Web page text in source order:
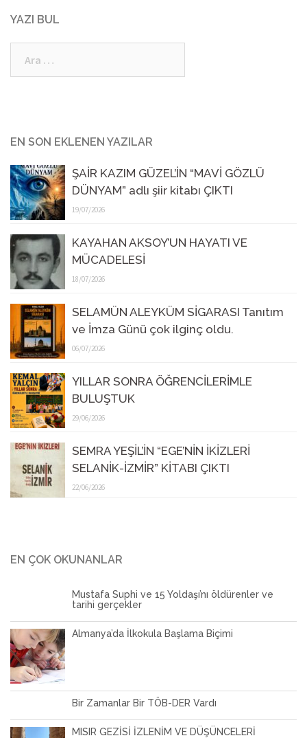
YAZI BUL
EN SON EKLENEN YAZILAR
ŞAİR KAZIM GÜZEL’İN “MAVİ GÖZLÜ
DÜNYAM” adlı şiir kitabı ÇIKTI
19/07/2026
KAYAHAN AKSOY’UN HAYATI VE
MÜCADELESİ
18/07/2026
SELAMÜN ALEYKÜM SİGARASI Tanıtım
ve İmza Günü çok ilginç oldu.
06/07/2026
YILLAR SONRA ÖĞRENCİLERİMLE
BULUŞTUK
29/06/2026
SEMRA YEŞİL’İN “EGE’NİN İKİZLERİ
SELANİK-İZMİR” KİTABI ÇIKTI
22/06/2026
EN ÇOK OKUNANLAR
Mustafa Suphi ve 15 Yoldaşı’nı öldürenler ve
tarihi gerçekler
Almanya’da İlkokula Başlama Biçimi
Bir Zamanlar Bir TÖB-DER Vardı
MISIR GEZİSİ İZLENİM VE DÜŞÜNCELERİ